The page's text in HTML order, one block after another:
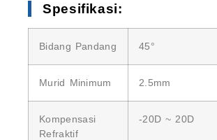
Spesifikasi:
Bidang Pandang 45°
Murid Minimum 2.5mm
Kompensasi
Refraktif
-20D ~ 20D